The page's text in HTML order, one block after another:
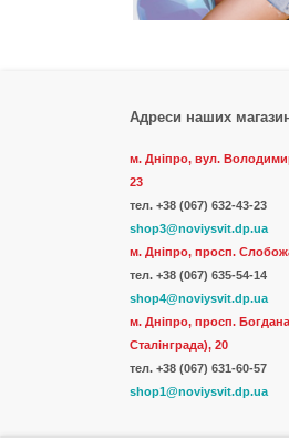
Адреси наших
м. Дніпро, вул.
23
тел. +38 (067) 632-43-23
shop3@noviysvit.dp.ua
м. Дніпро, просп.
тел. +38 (067) 635-54-14
shop4@noviysvit.dp.ua
м. Дніпро, просп.
Сталінграда), 20
тел. +38 (067) 631-60-57
shop1@noviysvit.dp.ua